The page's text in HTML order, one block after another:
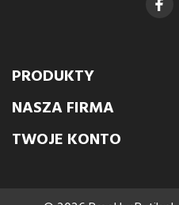
PRODUKTY
NASZA FIRMA
TWOJE KONTO